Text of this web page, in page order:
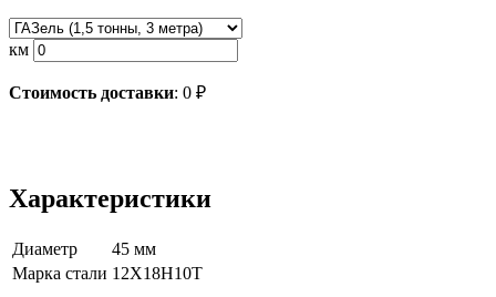
км
Стоимость доставки: 0 ₽
Характеристики
Диаметр
45 мм
Марка стали 12Х18Н10Т